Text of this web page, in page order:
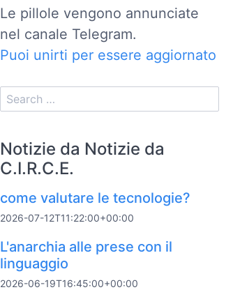
Le pillole vengono annunciate
nel canale Telegram.
Puoi unirti per essere aggiornato
Notizie da Notizie da
C.I.R.C.E.
come valutare le tecnologie?
2026-07-12T11:22:00+00:00
L'anarchia alle prese con il
linguaggio
2026-06-19T16:45:00+00:00